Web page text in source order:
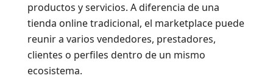
productos y servicios. A diferencia de una
tienda online tradicional, el marketplace puede
reunir a varios vendedores, prestadores,
clientes o perfiles dentro de un mismo
ecosistema.